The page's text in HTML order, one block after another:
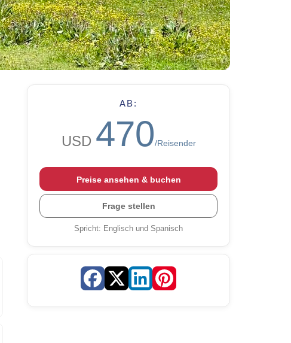
AB:
USD 470/Reisender
Preise ansehen & buchen
Frage stellen
Spricht: Englisch und Spanisch